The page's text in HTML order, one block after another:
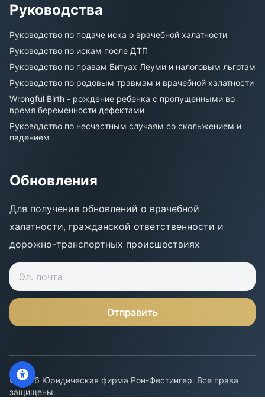
Руководства
Руководство по подаче иска о врачебной халатности
Руководство по искам после ДТП
Руководство по правам Битуах Леуми и налоговым льготам
Руководство по родовым травмам и врачебной халатности
Wrongful Birth - рождение ребенка с пропущенными во
время беременности дефектами
Руководство по несчастным случаям со скольжением и
падением
Обновления
Для получения обновлений о врачебной
халатности, гражданской ответственности и
дорожно-транспортных происшествиях
Отправить
©2026 Юридическая фирма Рон-Фестингер. Все права
защищены.
WhatsApp